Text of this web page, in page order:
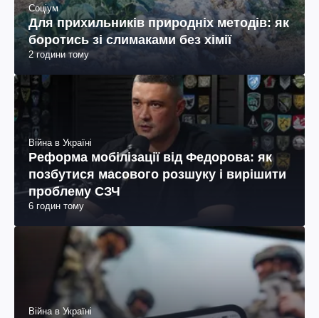
Соціум
Для прихильників природніх методів: як
боротись зі слимаками без хімії
2 години тому
Війна в Україні
Реформа мобілізації від Федорова: як
позбутися масового розшуку і вирішити
проблему СЗЧ
6 годин тому
Війна в Україні